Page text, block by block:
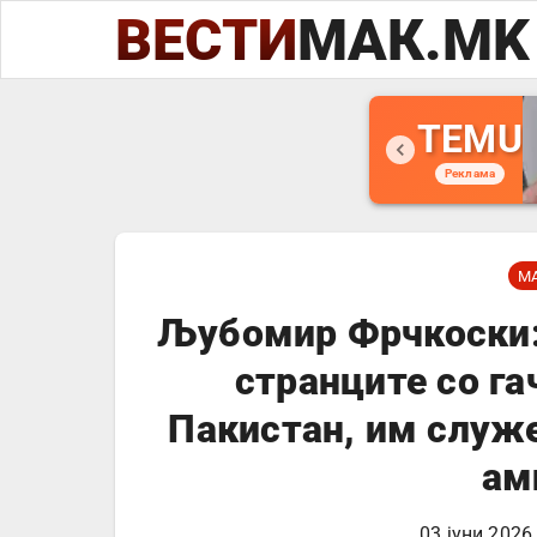
ВЕСТИМАК.MK
TEMU
Реклама
Љубомир
странците со
Пакистан, им